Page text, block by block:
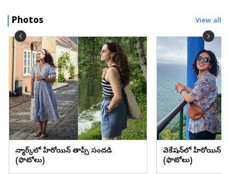
Photos View all
డెన్మార్క్‌లో హీరోయిన్ తాప్సీ సందడి
(ఫొటోలు)
వెకేషన్‌లో హీరోయిన్
(ఫొటోలు)